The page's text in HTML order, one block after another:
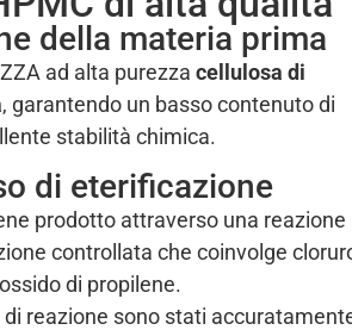
della materia prima
ad alta purezza cellulosa di
, garantendo un basso contenuto di
stabilità chimica.
di eterificazione
prodotto attraverso una reazione
controllata che coinvolge
di propilene.
reazione sono stati